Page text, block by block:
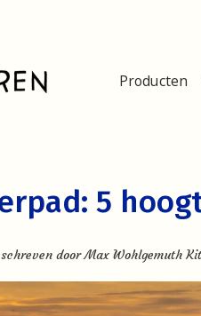
Producten
5
doorMax Wohlgemuth